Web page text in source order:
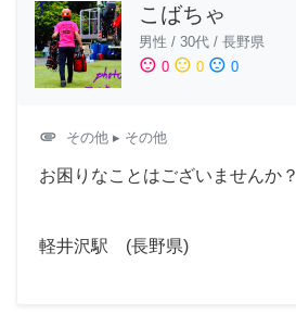
こばちゃ
男性 / 30代 / 長野県
sentiment_satisfied 0 sentiment_neutral 0 sentiment_dissatisfied 0
attachment その他 ▸ その他
お困りなことはございませんか？
軽井沢駅 (長野県)